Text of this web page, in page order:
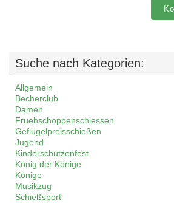
Suche nach Kategorien:
Allgemein
Becherclub
Damen
Fruehschoppenschiessen
Geflügelpreisschießen
Jugend
Kinderschützenfest
König der Könige
Könige
Musikzug
Schießsport